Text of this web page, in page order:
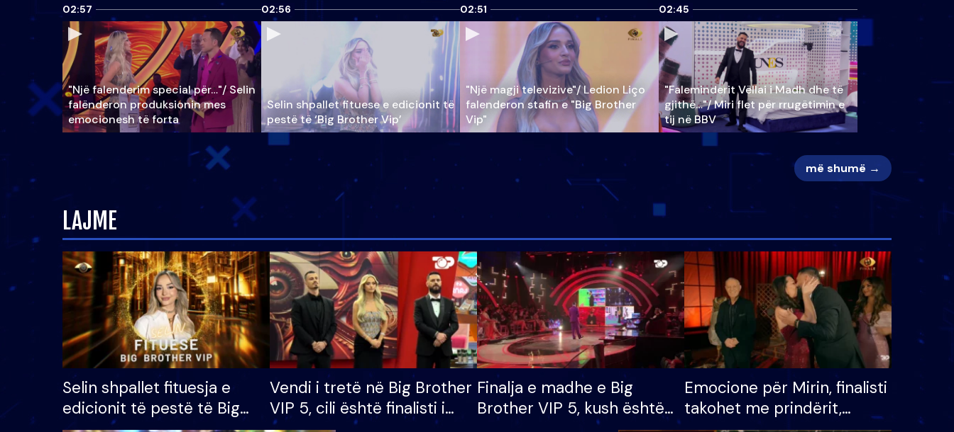
02:57
"Një falenderim special për…"/ Selin
falënderon produksionin mes
emocionesh të forta
02:56
Selin shpallet fituese e edicionit të
pestë të ‘Big Brother Vip’
02:51
"Një magji televizive"/ Ledion Liço
falenderon stafin e "Big Brother
Vip"
02:45
"Faleminderit Vëllai i Madh dhe të
gjithë…"/ Miri flet për rrugëtimin e
tij në BBV
më shumë →
LAJME
Selin shpallet fituesja e
edicionit të pestë të Big
Vendi i tretë në Big Brother
VIP 5, cili është finalisti i
Finalja e madhe e Big
Brother VIP 5, kush është
Emocione për Mirin, finalisti
takohet me prindërit,